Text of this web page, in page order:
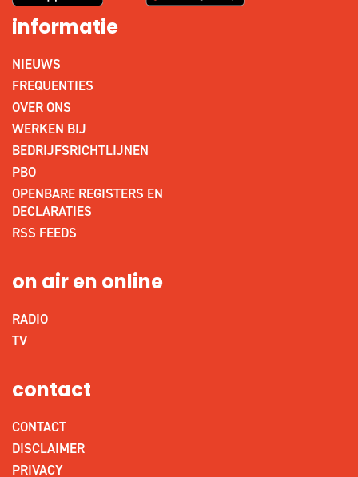
informatie
NIEUWS
FREQUENTIES
OVER ONS
WERKEN BIJ
BEDRIJFSRICHTLIJNEN
PBO
OPENBARE REGISTERS EN
DECLARATIES
RSS FEEDS
on air en online
RADIO
TV
contact
CONTACT
DISCLAIMER
PRIVACY